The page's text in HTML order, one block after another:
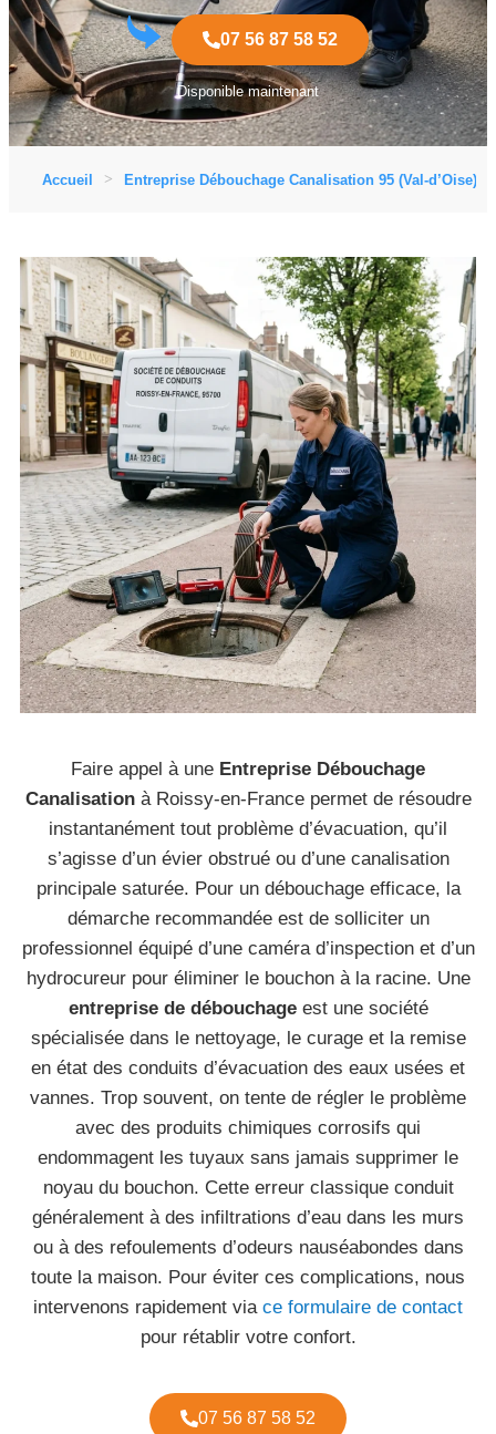
07 56 87 58 52
Disponible maintenant
Accueil Entreprise Débouchage Canalisation 95 (Val-d’Oise)
Faire appel à une Entreprise Débouchage
Canalisationà Roissy-en-France permet de résoudre
instantanément tout problème d’évacuation, qu’il
s’agisse d’un évier obstrué ou d’une canalisation
principale saturée. Pour un débouchage efficace, la
démarche recommandée est de solliciter un
professionnel équipé d’une caméra d’inspection et d’un
hydrocureur pour éliminer le bouchon à la racine. Une
entreprise de débouchageest une société
spécialisée dans le nettoyage, le curage et la remise
en état des conduits d’évacuation des eaux usées et
vannes. Trop souvent, on tente de régler le problème
avec des produits chimiques corrosifs qui
endommagent les tuyaux sans jamais supprimer le
noyau du bouchon. Cette erreur classique conduit
généralement à des infiltrations d’eau dans les murs
ou à des refoulements d’odeurs nauséabondes dans
toute la maison. Pour éviter ces complications, nous
intervenons rapidement via ce formulaire de contact
pour rétablir votre confort.
07 56 87 58 52